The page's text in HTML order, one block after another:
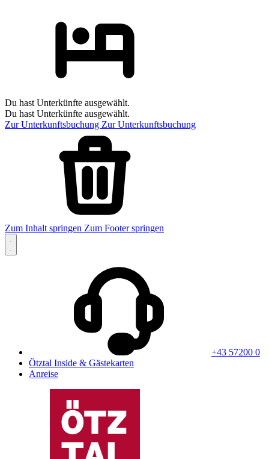
Du hast Unterkünfte ausgewählt.
Du hast Unterkünfte ausgewählt.
Zur Unterkunftsbuchung Zur Unterkunftsbuchung
Zum Inhalt springen Zum Footer springen
+43 57200 0
Ötztal Inside & Gästekarten
Anreise